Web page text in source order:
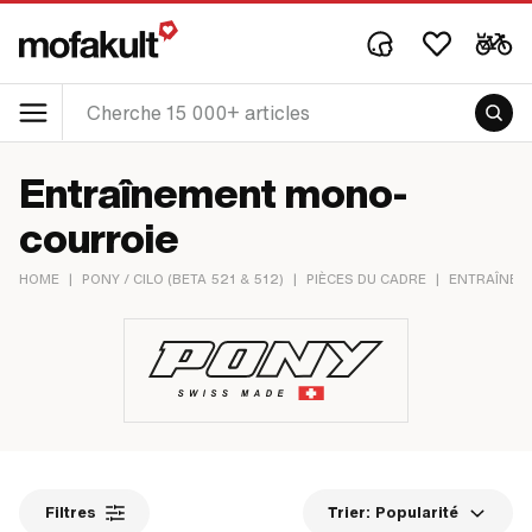
Entraînement mono-
courroie
HOME | PONY / CILO (BETA 521 & 512) | PIÈCES DU CADRE |
Filtres Trier: Popularité